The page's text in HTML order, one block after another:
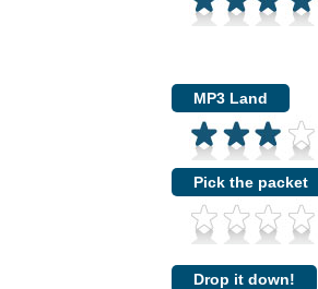
MP3 Land
Pick the packet
Drop it down!